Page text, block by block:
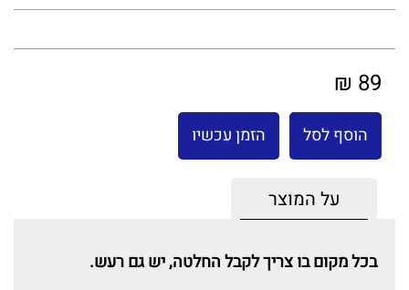
89 ₪
הוסף לסל הזמן עכשיו
על המוצר
בכל מקום בו צריך לקבל החלטה, יש גם רעש.